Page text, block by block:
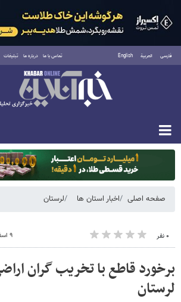
فارسی العربية English تماس با ما درباره ما تبلیغات
دوشنبه ۱۹ مرداد ۱۴۰۵
صفحه اصلی اخبار استان ها لرستان
۰ نفر ۹ اسفند ۱۳۹۷ - ۰۹:۴۶
برخورد قاطع با تخریب گران
لرستان